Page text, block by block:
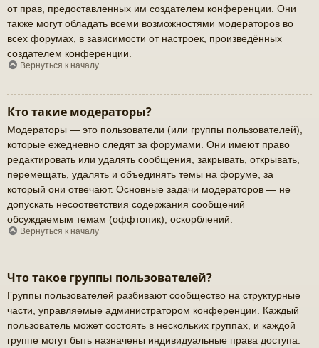
от прав, предоставленных им создателем конференции. Они
также могут обладать всеми возможностями модераторов во
всех форумах, в зависимости от настроек, произведённых
создателем конференции.
Вернуться к началу
Кто такие модераторы?
Модераторы — это пользователи (или группы пользователей),
которые ежедневно следят за форумами. Они имеют право
редактировать или удалять сообщения, закрывать, открывать,
перемещать, удалять и объединять темы на форуме, за
который они отвечают. Основные задачи модераторов — не
допускать несоответствия содержания сообщений
обсуждаемым темам (оффтопик), оскорблений.
Вернуться к началу
Что такое группы пользователей?
Группы пользователей разбивают сообщество на структурные
части, управляемые администратором конференции. Каждый
пользователь может состоять в нескольких группах, и каждой
группе могут быть назначены индивидуальные права доступа.